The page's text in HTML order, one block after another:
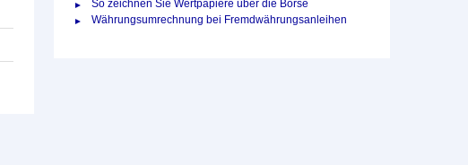
So zeichnen Sie Wertpapiere über die Börse
Währungsumrechnung bei Fremdwährungsanleihen